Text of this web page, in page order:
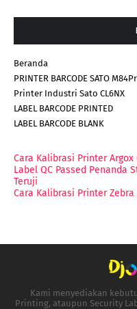
Beranda
PRINTER BARCODE SATO
Printer Industri Sato CL6NX
LABEL BARCODE PRINTED
LABEL BARCODE BLANK
Cara Kalibrasi Printer Argox
Label QC Passed Penanda
Teruji
Cara Kalibrasi Printer Zebra
Kami menyediakan
Printing, ataupun Security